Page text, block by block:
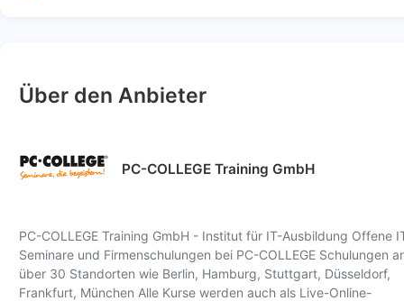
Über den Anbieter
PC-COLLEGE Training GmbH
PC-COLLEGE Training GmbH - Institut für IT-Ausbildung Offene
Seminare und Firmenschulungen bei PC-COLLEGE Schulungen
über 30 Standorten wie Berlin, Hamburg, Stuttgart, Düsseldorf,
Frankfurt, München Alle Kurse werden auch als Live-Online-